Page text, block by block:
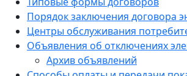
Порядок заключения договора
Центры обслуживания
Объявления об отключениях
Архив объявлений